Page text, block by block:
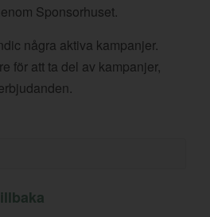
Sponsorhuset.
några aktiva kampanjer.
för att ta del av kampanjer,